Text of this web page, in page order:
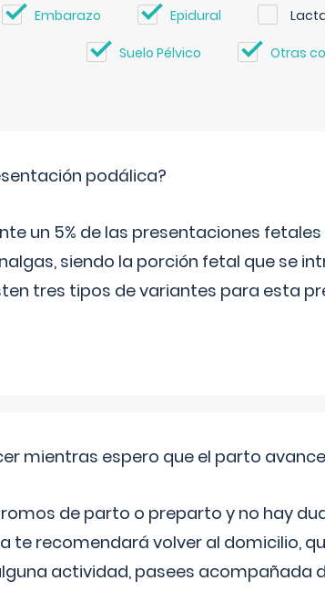
Embarazo Epidural
Suelo Pélvico Otras
podálica?
un 5% de las presentaciones
siendo la porción fetal que se
tres tipos de variantes para esta
mientras espero que el parto
de parto o preparto y no hay
te recomendará volver al domicilio,
actividad, pasees acompañada